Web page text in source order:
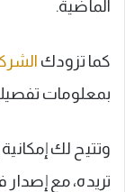
الماضية.
كما تزودك
بمعلومات
وتتيح لك
تريده، مع إصدار